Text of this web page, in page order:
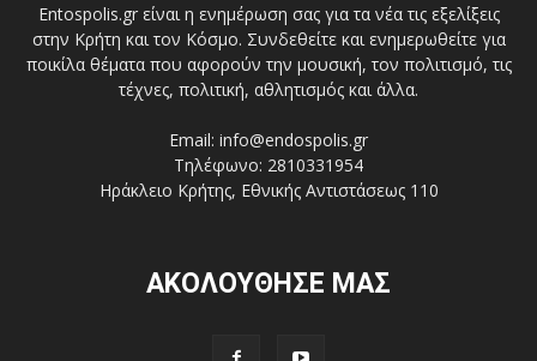
Entospolis.gr είναι η ενημέρωση σας για τα νέα τις εξελίξεις
στην Κρήτη και τον Κόσμο. Συνδεθείτε και ενημερωθείτε για
ποικίλα θέματα που αφορούν την μουσική, τον πολιτισμό, τις
τέχνες, πολιτική, αθλητισμός και άλλα.
Email: info@endospolis.gr
Τηλέφωνο: 2810331954
Ηράκλειο Κρήτης, Εθνικής Αντιστάσεως 110
ΑΚΟΛΟΥΘΗΣΕ ΜΑΣ